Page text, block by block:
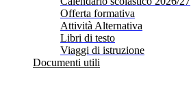
Offerta formativa
Attività Alternativa
Libri di testo
Viaggi di istruzione
Documenti utili